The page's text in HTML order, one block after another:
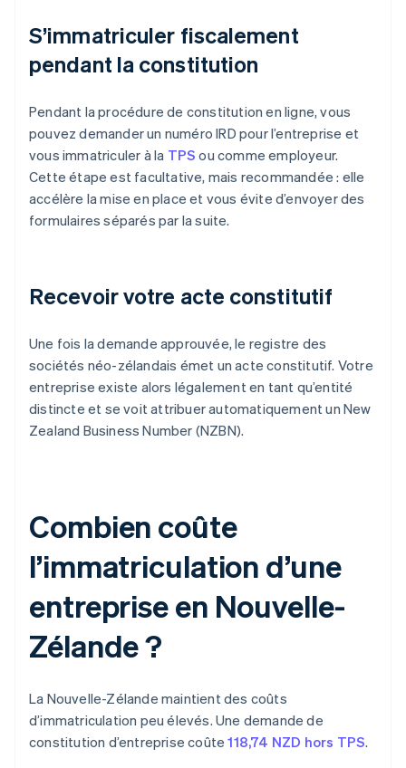
S’immatriculer fiscalement
pendant la constitution
Pendant la procédure de constitution en ligne, vous
pouvez demander un numéro IRD pour l’entreprise et
vous immatriculer à la TPS ou comme employeur.
Cette étape est facultative, mais recommandée : elle
accélère la mise en place et vous évite d’envoyer des
formulaires séparés par la suite.
Recevoir votre acte constitutif
Une fois la demande approuvée, le registre des
sociétés néo-zélandais émet un acte constitutif. Votre
entreprise existe alors légalement en tant qu’entité
distincte et se voit attribuer automatiquement un New
Zealand Business Number (NZBN).
Combien coûte
l’immatriculation d’une
entreprise en Nouvelle-
Zélande ?
La Nouvelle-Zélande maintient des coûts
d’immatriculation peu élevés. Une demande de
constitution d’entreprise coûte118,74 NZD hors TPS.